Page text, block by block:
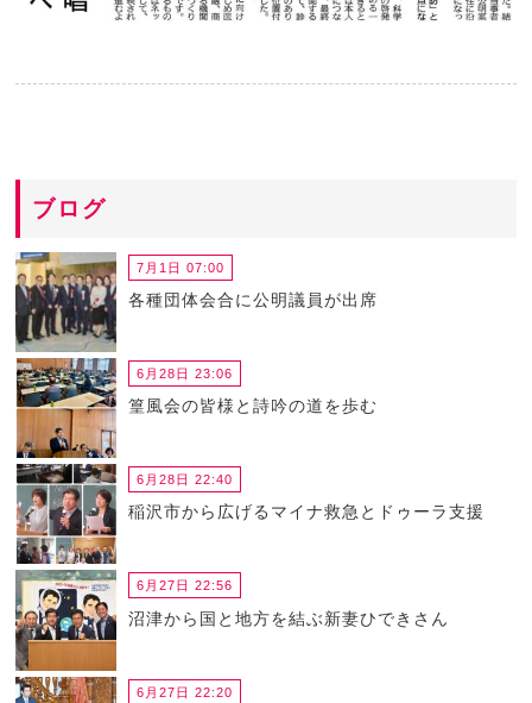
ブログ
7月1日 07:00
各種団体会合に公明議員が出席
6月28日 23:06
篁風会の皆様と詩吟の道を歩む
6月28日 22:40
稲沢市から広げるマイナ救急とドゥーラ支援
6月27日 22:56
沼津から国と地方を結ぶ新妻ひできさん
6月27日 22:20